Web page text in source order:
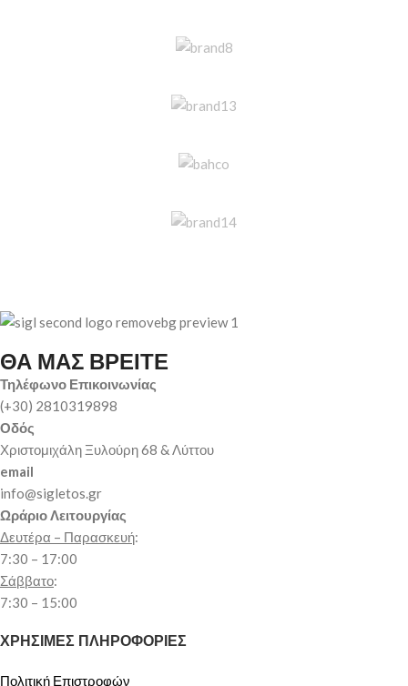
ΘΑ ΜΑΣ ΒΡΕΙΤΕ
Τηλέφωνο Επικοινωνίας
(+30) 2810319898
Οδός
Χριστομιχάλη Ξυλούρη 68 & Λύττου
email
info@sigletos.gr
Ωράριο Λειτουργίας
Δευτέρα – Παρασκευή:
7:30 – 17:00
Σάββατο:
7:30 – 15:00
ΧΡΗΣΙΜΕΣ ΠΛΗΡΟΦΟΡΙΕΣ
Πολιτική Επιστροφών